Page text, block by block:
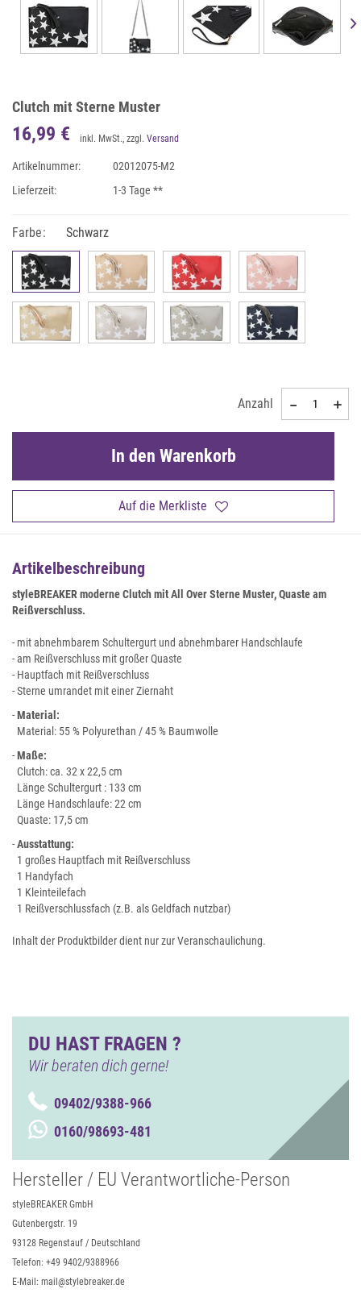
Clutch mit Sterne Muster
16,99 € inkl. MwSt., zzgl. Versand
Artikelnummer:
02012075-M2
Lieferzeit:
1-3 Tage **
Farbe: Schwarz
Anzahl
Auf die Merkliste
In den Warenkorb
Artikelbeschreibung
styleBREAKER moderne Clutch mit All Over Sterne Muster, Quaste am
Reißverschluss.
- mit abnehmbarem Schultergurt und abnehmbarer Handschlaufe
- am Reißverschluss mit großer Quaste
- Hauptfach mit Reißverschluss
- Sterne umrandet mit einer Ziernaht
-Material:
Material: 55 % Polyurethan / 45 % Baumwolle
-Maße:
Clutch: ca. 32 x 22,5 cm
Länge Schultergurt : 133 cm
Länge Handschlaufe: 22 cm
Quaste: 17,5 cm
-Ausstattung:
1 großes Hauptfach mit Reißverschluss
1 Handyfach
1 Kleinteilefach
1 Reißverschlussfach (z.B. als Geldfach nutzbar)
Inhalt der Produktbilder dient nur zur Veranschaulichung.
DU HAST FRAGEN ?
Wir beraten dich gerne!
09402/9388-966
0160/98693-481
Hersteller / EU Verantwortliche-Person
styleBREAKER GmbH
Gutenbergstr. 19
93128 Regenstauf / Deutschland
Telefon: +49 9402/9388966
E-Mail: mail@stylebreaker.de